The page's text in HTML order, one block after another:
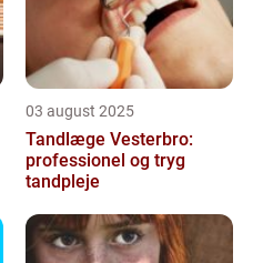
03 august 2025
Tandlæge Vesterbro:
professionel og tryg
tandpleje